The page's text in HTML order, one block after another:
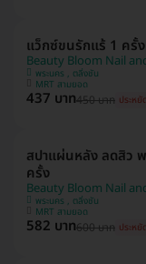
แว็กซ์ขนรักแร้ 1 ครั้ง
Beauty Bloom Nail
พระนคร , ตลิ่งชัน
MRT สามยอด
437 บาท450 บาท ประห
สปาแผ่นหลัง ลดสิว
ครั้ง
Beauty Bloom Nail
พระนคร , ตลิ่งชัน
MRT สามยอด
582 บาท600 บาท ประห